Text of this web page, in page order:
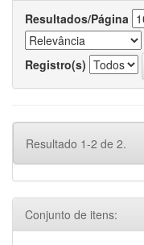
Resultados/Página
Registro(s)
Resultado 1-2 de 2.
Conjunto de itens: